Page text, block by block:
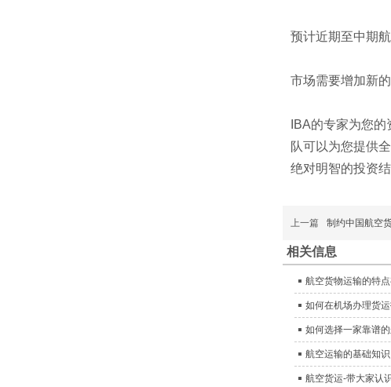
预计近期至中期
市场需要增加新
IBA的专家为您
队可以为您提供
绝对明智的投资结
上一篇 制约中国航空
相关信息
航空货物运输的特
如何在机场办理货运
如何选择一家靠谱
航空运输的基础知识
航空货运-带大家认